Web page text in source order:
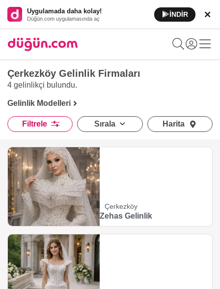
Uygulamada daha kolay!
Düğün.com uygulamasında aç
İNDİR
Çerkezköy Gelinlik Firmaları
4 gelinlikçi bulundu.
Gelinlik Modelleri
Filtrele Sırala Harita
Çerkezköy
Zehas Gelinlik